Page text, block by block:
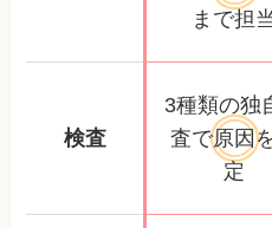
まで担
検査
3種類の独
査で原因
定